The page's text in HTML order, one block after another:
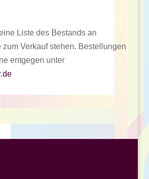
Liste des Bestands an
Verkauf stehen. Bestellungen
entgegen unter